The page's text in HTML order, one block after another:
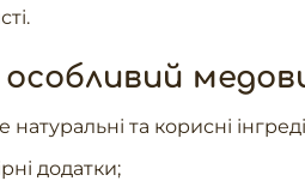
та корисні
додатки;